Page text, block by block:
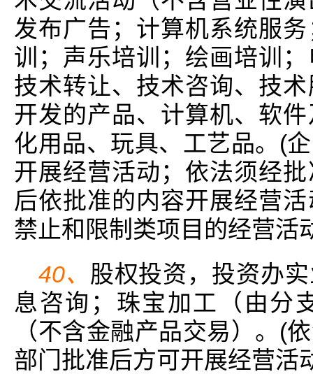
发布广告；计算机系统服
训；声乐培训；绘画培训
技术转让、技术咨询、技
开发的产品、计算机、软
化用品、玩具、工艺品。(
开展经营活动；依法须经
后依批准的内容开展经营
禁止和限制类项目的经营活
40、 股权投资，投资办
息咨询；珠宝加工（由分
（不含金融产品交易）。(
部门批准后方可开展经营活